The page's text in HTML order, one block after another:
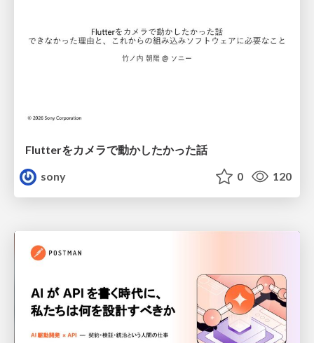
Flutterをカメラで動かしたかった話
sony
0 120